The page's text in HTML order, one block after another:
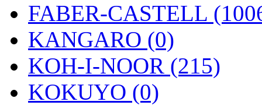
FABER-CASTELL
KANGARO (0)
KOH-I-NOOR (215)
KOKUYO (0)